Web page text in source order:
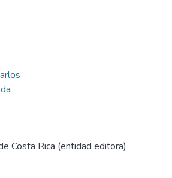
Costa Rica (entidad editora)